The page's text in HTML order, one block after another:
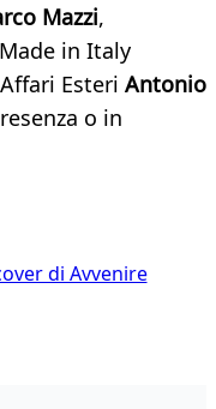
Mazzi,
in Italy
Esteri Antonio
o in
di Avvenire